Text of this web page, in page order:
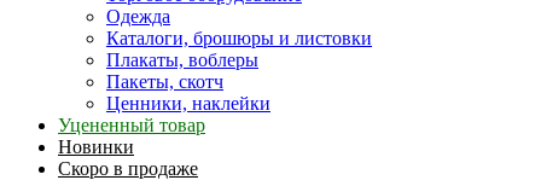
Одежда
Каталоги, брошюры и листовки
Плакаты, воблеры
Пакеты, скотч
Ценники, наклейки
Уцененный товар
Новинки
Скоро в продаже